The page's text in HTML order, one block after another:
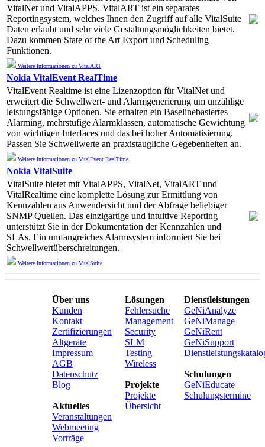
VitalNet und VitalAPPS. VitalART ist ein separates
Reportingsystem, welches Ihnen den Zugriff auf alle VitalSuite
Daten erlaubt und sehr viele Gestaltungsmöglichkeiten bietet.
Dazu kommen State of the Art Export und Scheduling
Funktionen.
Weitere Informationen zu VitalART
Nokia VitalEvent RealTime
VitalEvent Realtime ist eine Lizenzoption für VitalNet und
erweitert die Schwellwert- und Alarmgenerierung um unzählige
leistungsfähige Optionen. Sie erhalten ein Baselinebasiertes
Alarming, mehrstufige Alarmklassen, automatische Gewichtung
von wichtigen Interfaces und das bei hoher Automatisierung.
Passen Sie Schwellwerte an praxistaugliche Gegebenheiten an.
Weitere Informationen zu VitalEvent RealTime
Nokia VitalSuite
VitalSuite bietet mit VitalAPPS, VitalNet, VitalART und
VitalRealtime eine komplette Lösung zur Ermittlung von
Kennzahlen aus Anwendersicht und der Abfrage beliebiger
SNMP Quellen. Das einzigartige und intuitive Reporting
unterstützt Sie in der Dokumentation der Kennzahlen und
SLAs. Ein umfangreiches Alarmsystem informiert Sie bei
Schwellwertüberschreitungen.
Weitere Informationen zu VitalSuite
Über uns
Kunden
Kontakt
Zertifizierungen
Altgeräte
Impressum
AGB
Datenschutz
Blog
Aktuelles
Veranstaltungen
Webmeeting
Vorträge
Lösungen
Fehlersuche
Management
Security
SLM
Testing
Wireless
Projekte
Projekte
Übersicht
Dienstleistungen
GeNiAnalyze
GeNiManage
GeNiRent
GeNiSupport
Schulungen
GeNiEducate
Schulungstermine